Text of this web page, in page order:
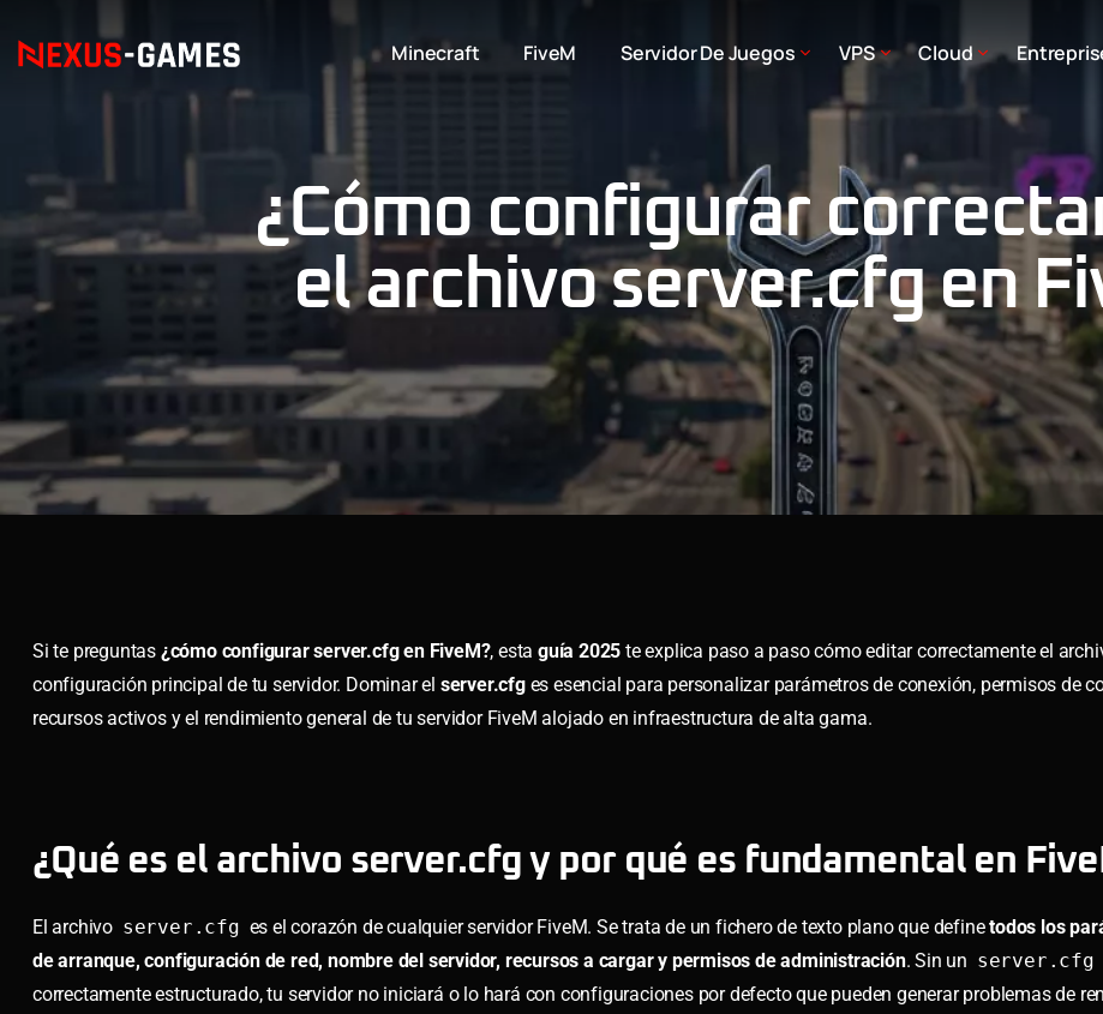
Minecraft FiveM Servidor De Juegos VPS Cloud
¿Cómo configurar
el archivo server.cfg en
Si te preguntas ¿cómo configurar server.cfg en FiveM?, estaguía 2025 te explica paso a paso cómo editar correctamente el
configuración principal de tu servidor. Dominar el server.cfges esencial para personalizar parámetros de conexión, permisos de
recursos activos y el rendimiento general de tu servidor FiveM alojado en infraestructura de alta gama.
¿Qué es el archivo server.cfg y por qué es fundamental en
El archivo server.cfg es el corazón de cualquier servidor FiveM. Se trata de un fichero de texto plano que definetodos los
de arranque, configuración de red, nombre del servidor, recursos a cargar y permisos de administración. Sin un server.cfg
correctamente estructurado, tu servidor no iniciará o lo hará con configuraciones por defecto que pueden generar problemas de